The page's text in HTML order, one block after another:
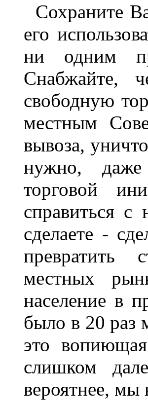
Сохраните
его
ни одним
Снабжайте,
свободную
местным
вывоза,
нужно, даже
торговой
справиться
сделаете -
превратить
местных
население в
было в 20 раз
это
слишком
вероятнее,